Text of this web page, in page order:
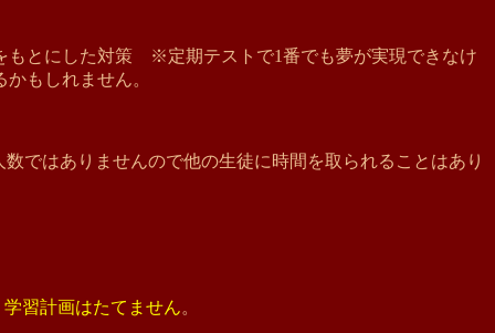
もとにした対策 ※定期テストで1番でも夢が実現できなけ
もしれません。
ではありませんので他の生徒に時間を取られることはあり
習計画はたてません。